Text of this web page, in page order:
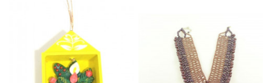
DE
DESEOS
COMPARAR
DESEOS